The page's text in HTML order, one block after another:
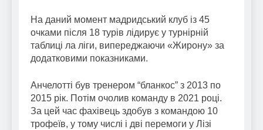
На даний момент мадридський клуб із 45
очками після 18 турів лідирує у турнірній
таблиці ла ліги, випереджаючи «Жирону» за
додатковими показниками.
Анчелотті був тренером “бланкос” з 2013 по
2015 рік. Потім очолив команду в 2021 році.
За цей час фахівець здобув з командою 10
трофеїв, у тому числі і дві перемоги у Лізі